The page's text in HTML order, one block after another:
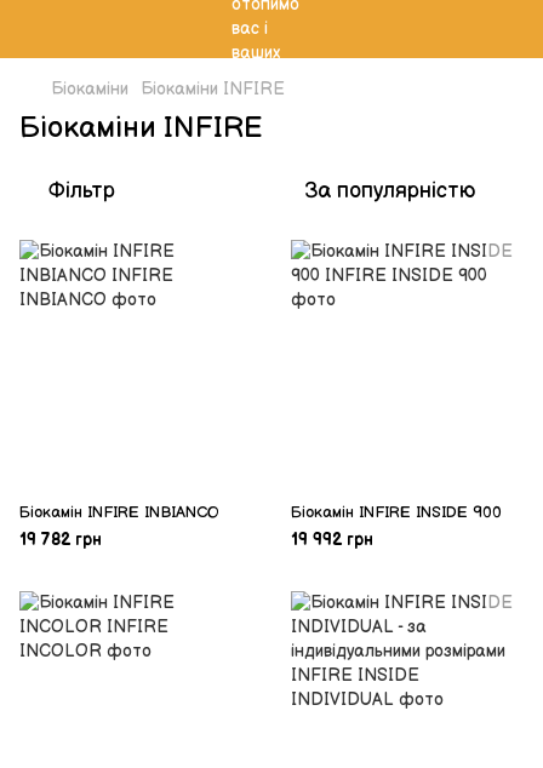
Біокаміни Біокаміни INFIRE
Біокаміни INFIRE
Фільтр За популярністю
Біокамін INFIRE INBIANCO
19 782 грн
Біокамін INFIRE INSIDE 900
19 992 грн